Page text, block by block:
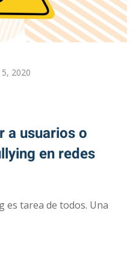
5, 2020
a usuarios o
en redes
es tarea de todos. Una